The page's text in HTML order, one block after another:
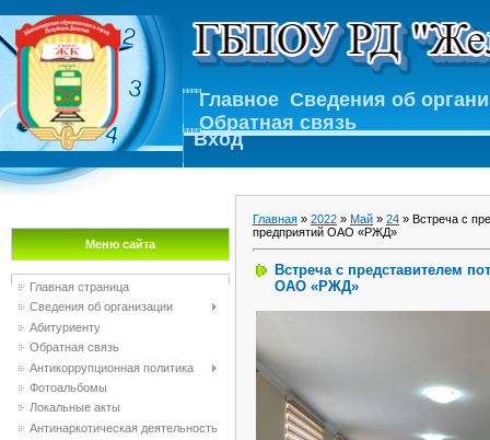
Главное Сведения об
Обратная связь
Вход
Меню сайта
Главная страница
Сведения об организации
Абитуриенту
Обратная связь
Антикоррупционная политика
Фотоальбомы
Локальные акты
Антинаркотическая деятельность
Главная » 2022 » Май » 24 » Встреча с
предприятий ОАО «РЖД»
Встреча с представителем
ОАО «РЖД»